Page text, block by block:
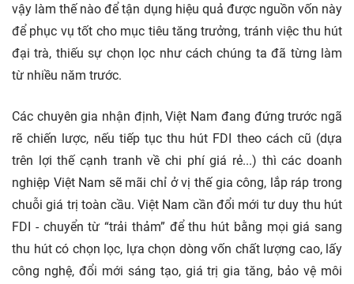
vậy làm thế nào để tận dụng hiệu quả được nguồn vốn này
để phục vụ tốt cho mục tiêu tăng trưởng, tránh việc thu hút
đại trà, thiếu sự chọn lọc như cách chúng ta đã từng làm
từ nhiều năm trước.
Các chuyên gia nhận định, Việt Nam đang đứng trước ngã
rẽ chiến lược, nếu tiếp tục thu hút FDI theo cách cũ (dựa
trên lợi thế cạnh tranh về chi phí giá rẻ...) thì các doanh
nghiệp Việt Nam sẽ mãi chỉ ở vị thế gia công, lắp ráp trong
chuỗi giá trị toàn cầu. Việt Nam cần đổi mới tư duy thu hút
FDI - chuyển từ “trải thảm” để thu hút bằng mọi giá sang
thu hút có chọn lọc, lựa chọn dòng vốn chất lượng cao, lấy
công nghệ, đổi mới sáng tạo, giá trị gia tăng, bảo vệ môi